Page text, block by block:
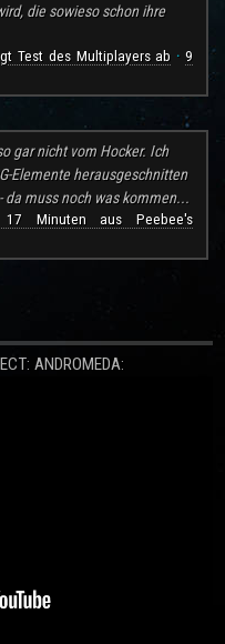
die sowieso schon ihre
Test des Multiplayers ab ·9
gar nicht vom Hocker. Ich
Elemente herausgeschnitten
da muss noch was kommen...
Minuten aus Peebee's
ANDROMEDA: